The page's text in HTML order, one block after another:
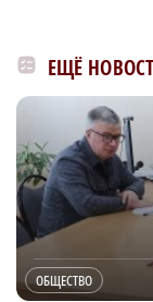
ЕЩЁ
ОБЩЕСТВО